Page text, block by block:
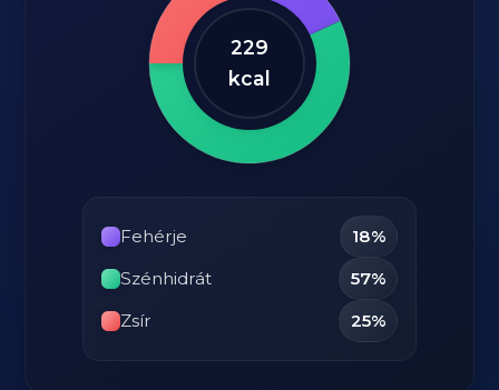
229
kcal
Fehérje
18%
Szénhidrát
57%
Zsír
25%